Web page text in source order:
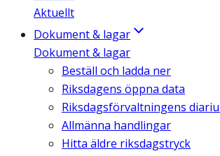
Aktuellt
Dokument & lagar
Dokument & lagar
Beställ och ladda ner
Riksdagens öppna data
Riksdagsförvaltningens
Allmänna handlingar
Hitta äldre riksdagstryck